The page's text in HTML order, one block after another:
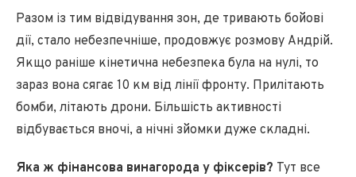
Разом із тим відвідування зон, де тривають бойові
дії, стало небезпечніше, продовжує розмову Андрій.
Якщо раніше кінетична небезпека була на нулі, то
зараз вона сягає 10 км від лінії фронту. Прилітають
бомби, літають дрони. Більшість активності
відбувається вночі, а нічні зйомки дуже складні.
Яка ж фінансова винагорода у фіксерів? Тут все